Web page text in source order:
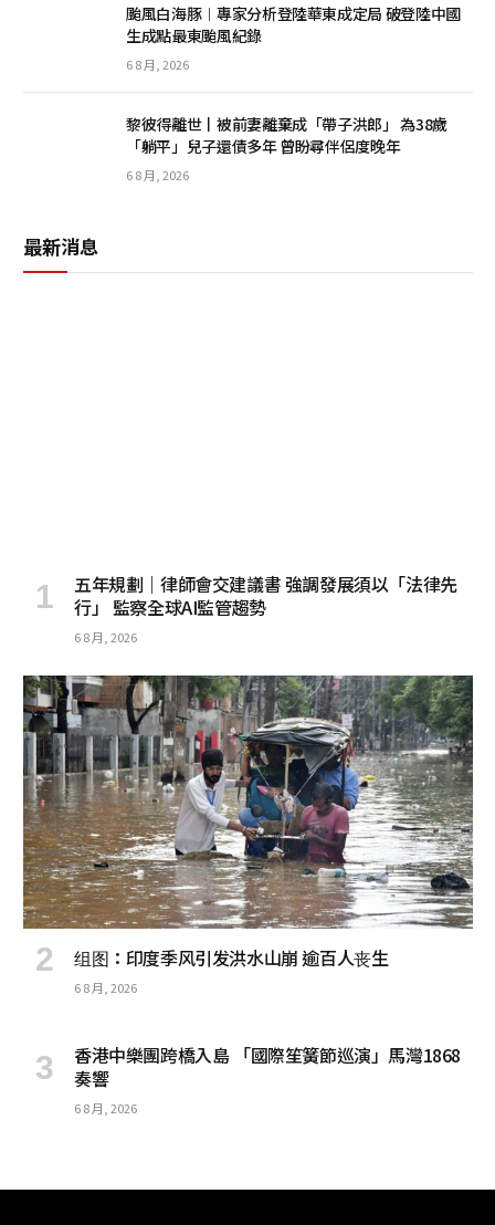
颱風白海豚︱專家分析登陸華東成定局 破登陸中國
生成點最東颱風紀錄
6 8 月, 2026
黎彼得離世丨被前妻離棄成「帶子洪郎」 為38歲
「躺平」兒子還債多年 曾盼尋伴侶度晚年
6 8 月, 2026
最新消息
五年規劃｜律師會交建議書 強調發展須以「法律先
行」 監察全球AI監管趨勢
6 8 月, 2026
组图：印度季风引发洪水山崩 逾百人丧生
6 8 月, 2026
香港中樂團跨橋入島 「國際笙簧節巡演」馬灣1868
奏響
6 8 月, 2026